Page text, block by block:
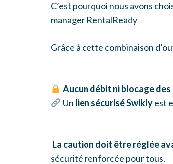
C’est pourquoi nous avons
manager RentalReady
Grâce à cette combinaison
Aucun débit ni blocage
Un lien sécurisé Swiklyest
La caution doit être réglée
sécurité renforcée pour tous.